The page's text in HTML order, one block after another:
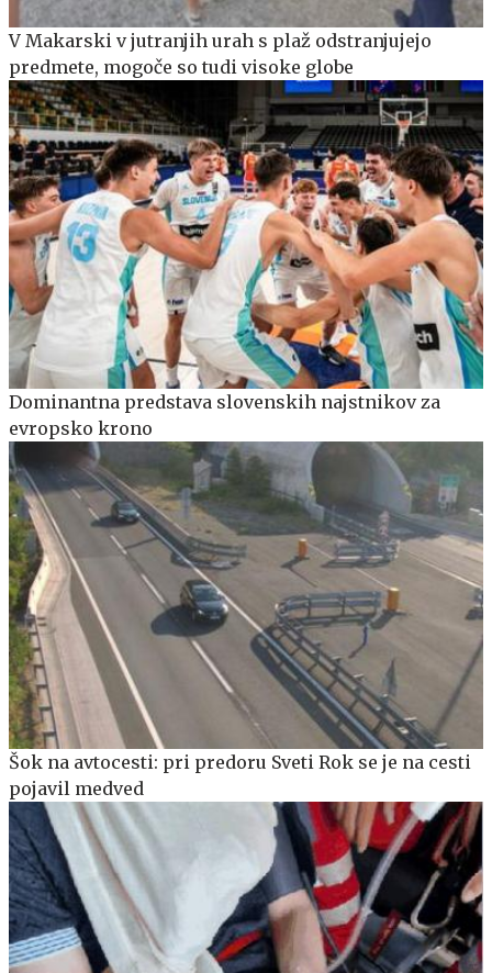
V Makarski v jutranjih urah s plaž odstranjujejo
predmete, mogoče so tudi visoke globe
Dominantna predstava slovenskih najstnikov za
evropsko krono
Šok na avtocesti: pri predoru Sveti Rok se je na cesti
pojavil medved